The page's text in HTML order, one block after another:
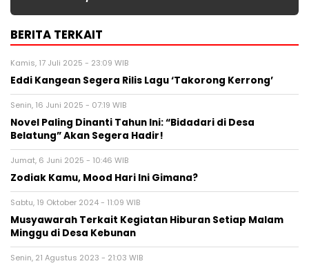
BERITA TERKAIT
Kamis, 17 Juli 2025 - 23:09 WIB
Eddi Kangean Segera Rilis Lagu ‘Takorong Kerrong’
Senin, 16 Juni 2025 - 07:19 WIB
Novel Paling Dinanti Tahun Ini: “Bidadari di Desa
Belatung” Akan Segera Hadir!
Jumat, 6 Juni 2025 - 10:46 WIB
Zodiak Kamu, Mood Hari Ini Gimana?
Sabtu, 19 Oktober 2024 - 11:09 WIB
Musyawarah Terkait Kegiatan Hiburan Setiap Malam
Minggu di Desa Kebunan
Senin, 21 Agustus 2023 - 21:03 WIB